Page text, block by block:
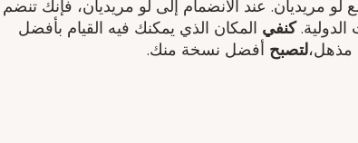
مريديان. عند الانضمام إلى لو مريديان، فإنك تنضم
كنفي المكان الذي يمكنك فيه القيام بأفضل
مذهل​،لتصبح أفضل نسخة منك.